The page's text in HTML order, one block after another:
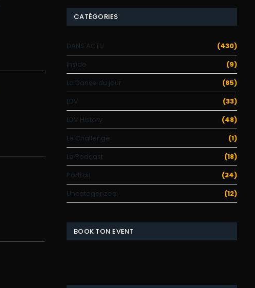
CATÉGORIES
DANS'ACTU
(430)
Inside
(9)
La Danse du jour
(85)
LDV
(33)
LDV History
(48)
Le Challenge
(1)
Le Podcast
(18)
Portrait
(24)
Uncategorized
(12)
BOOK TON EVENT